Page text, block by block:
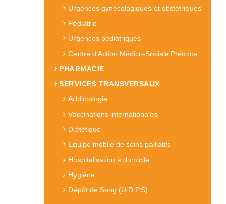
Urgences gynécologiques et obstétriques
Pédiatrie
Urgences pédiatriques
Centre d’Action Médico-Sociale Précoce
PHARMACIE
SERVICES TRANSVERSAUX
Addictologie
Vaccinations internationales
Diététique
Equipe mobile de soins palliatifs
Hospitalisation à domicile
Hygiène
Dépôt de Sang (U.D.P.S)